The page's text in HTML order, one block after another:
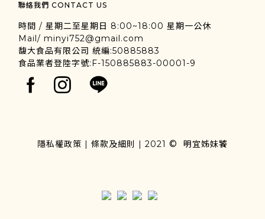
聯絡我們 CONTACT US
時間 / 星期二至星期日 8:00~18:00 星期一公休
Mail/ minyi752@gmail.com
馥大食品有限公司 統編:50885883
食品業者登陸字號:F-150885883-00001-9
隱私權政策 | 條款及細則 | 2021 © 明宜姊妹饕